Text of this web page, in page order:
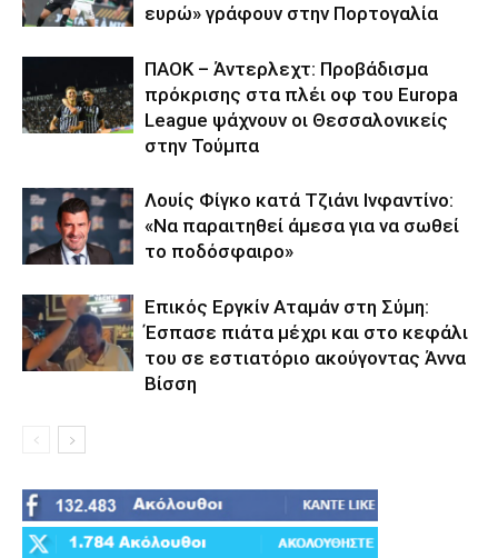
ευρώ» γράφουν στην Πορτογαλία
ΠΑΟΚ – Άντερλεχτ: Προβάδισμα
πρόκρισης στα πλέι οφ του Europa
League ψάχνουν οι Θεσσαλονικείς
στην Τούμπα
Λουίς Φίγκο κατά Τζιάνι Ινφαντίνο:
«Να παραιτηθεί άμεσα για να σωθεί
το ποδόσφαιρο»
Επικός Εργκίν Αταμάν στη Σύμη:
Έσπασε πιάτα μέχρι και στο κεφάλι
του σε εστιατόριο ακούγοντας Άννα
Βίσση